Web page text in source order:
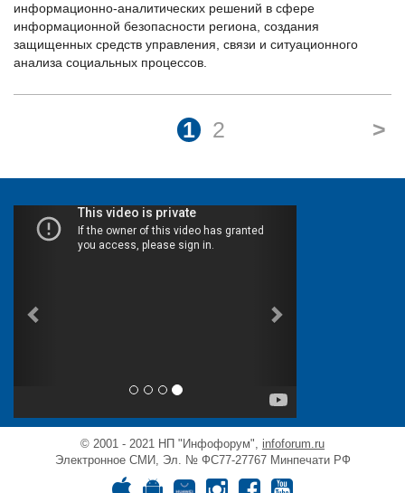
информационно-аналитических решений в сфере
информационной безопасности региона, создания
защищенных средств управления, связи и ситуационного
анализа социальных процессов.
1 2 >
© 2001 - 2021 НП "Инфофорум", infoforum.ru
Электронное СМИ, Эл. № ФС77-27767 Минпечати РФ